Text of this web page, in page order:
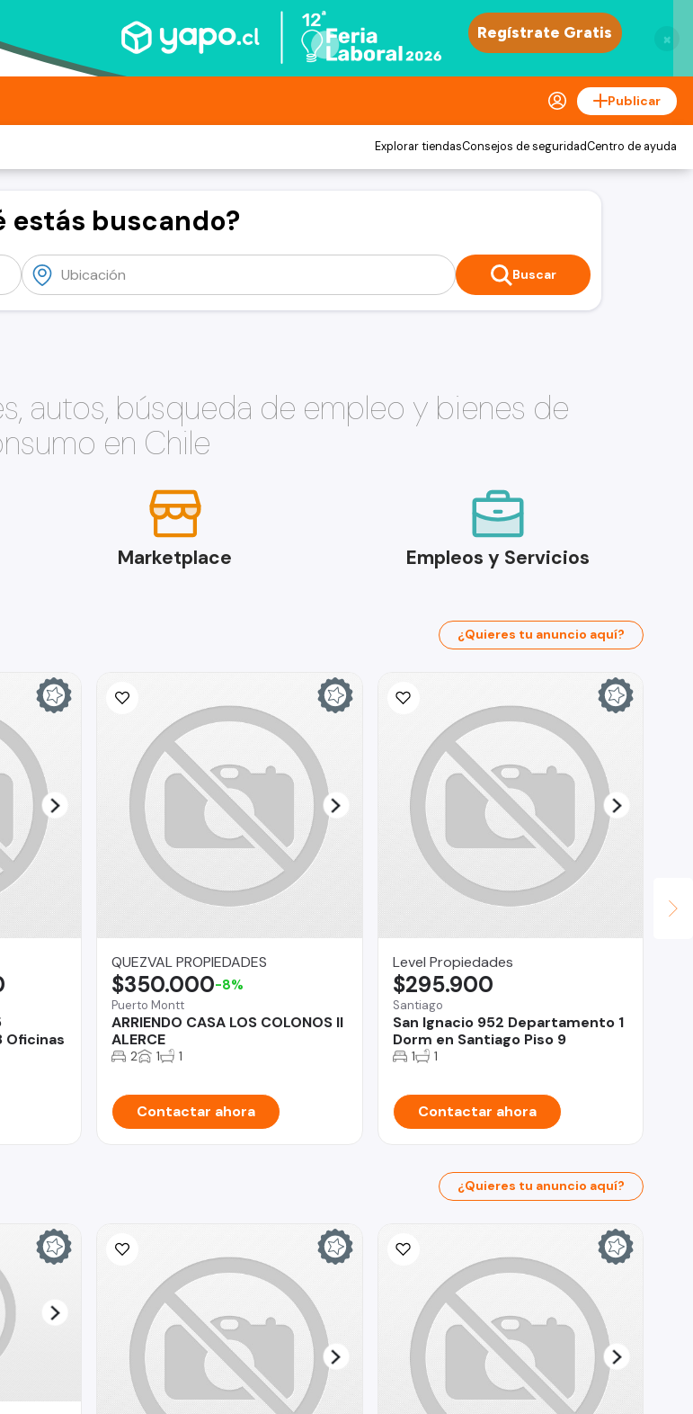
×
Publicar
Explorar tiendasConsejos de seguridadCentro de ayuda
estás buscando?
Buscar
autos, búsqueda de empleo y bienes de
en Chile
Marketplace Empleos y Servicios
¿Quieres tu anuncio aquí?
Oficinas
QUEZVAL PROPIEDADES
Puerto Montt
ARRIENDO CASA LOS COLONOS II
ALERCE
$350.000-8%
2 1 1
Contactar ahora
Level Propiedades
Santiago
San Ignacio 952 Departamento 1
Dorm en Santiago Piso 9
$295.900
1 1
Contactar ahora
¿Quieres tu anuncio aquí?